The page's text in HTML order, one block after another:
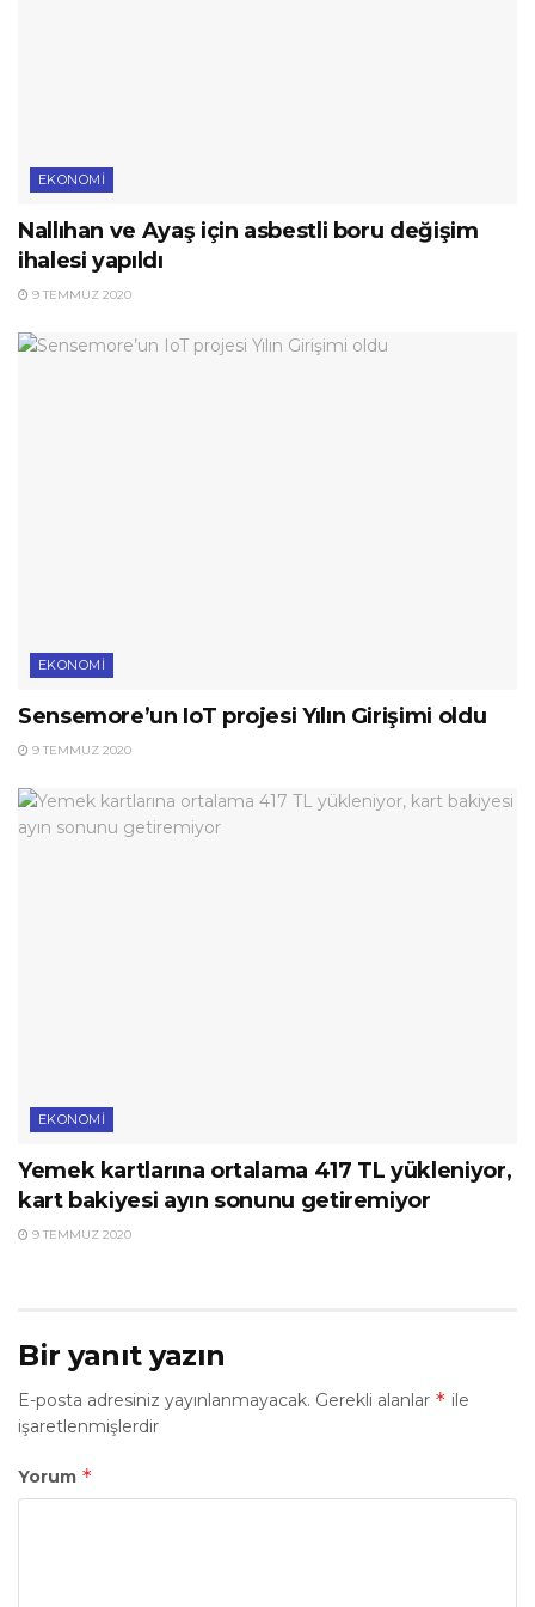
EKONOMI
Nallıhan ve Ayaş için asbestli boru değişim
ihalesi yapıldı
9 TEMMUZ 2020
EKONOMI
Sensemore’un IoT projesi Yılın Girişimi oldu
9 TEMMUZ 2020
EKONOMI
Yemek kartlarına ortalama 417 TL yükleniyor,
kart bakiyesi ayın sonunu getiremiyor
9 TEMMUZ 2020
Bir yanıt yazın
E-posta adresiniz yayınlanmayacak. Gerekli alanlar * ile
işaretlenmişlerdir
Yorum *